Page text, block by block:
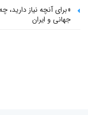
«برای آنچه نیاز دارید،
جهانی و ایران